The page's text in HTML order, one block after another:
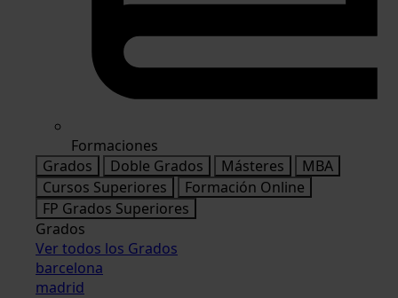
Formaciones
Grados
Doble Grados Másteres
MBA
Cursos Superiores
Formación Online
FP Grados Superiores
Grados
Ver todos los Grados
barcelona
madrid